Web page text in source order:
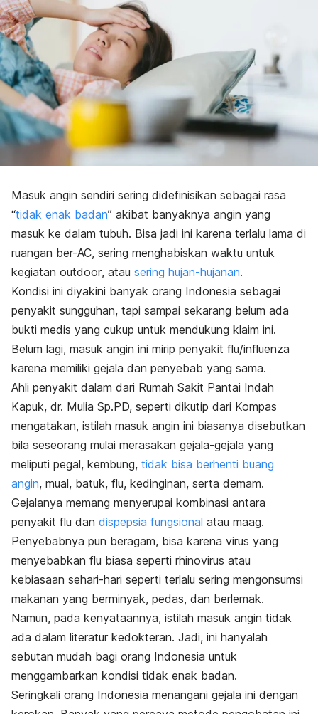
Masuk angin sendiri sering didefinisikan sebagai rasa
“tidak enak badan” akibat banyaknya angin yang
masuk ke dalam tubuh. Bisa jadi ini karena terlalu lama di
ruangan ber-AC, sering menghabiskan waktu untuk
kegiatan outdoor, atau sering hujan-hujanan.
Kondisi ini diyakini banyak orang Indonesia sebagai
penyakit sungguhan, tapi sampai sekarang belum ada
bukti medis yang cukup untuk mendukung klaim ini.
Belum lagi, masuk angin ini mirip penyakit flu/influenza
karena memiliki gejala dan penyebab yang sama.
Ahli penyakit dalam dari Rumah Sakit Pantai Indah
Kapuk, dr. Mulia Sp.PD, seperti dikutip dari Kompas
mengatakan, istilah masuk angin ini biasanya disebutkan
bila seseorang mulai merasakan gejala-gejala yang
meliputi pegal, kembung, tidak bisa berhenti buang
angin, mual, batuk, flu, kedinginan, serta demam.
Gejalanya memang menyerupai kombinasi antara
penyakit flu dan dispepsia fungsional atau maag.
Penyebabnya pun beragam, bisa karena virus yang
menyebabkan flu biasa seperti rhinovirus atau
kebiasaan sehari-hari seperti terlalu sering mengonsumsi
makanan yang berminyak, pedas, dan berlemak.
Namun, pada kenyataannya, istilah masuk angin tidak
ada dalam literatur kedokteran. Jadi, ini hanyalah
sebutan mudah bagi orang Indonesia untuk
menggambarkan kondisi tidak enak badan.
Seringkali orang Indonesia menangani gejala ini dengan